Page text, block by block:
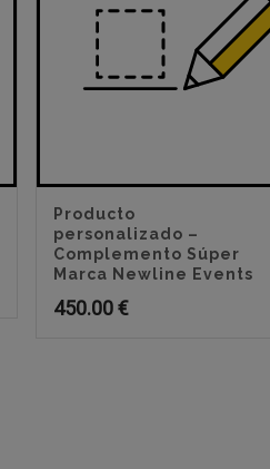
Producto
personalizado –
Complemento Súper
Marca Newline Events
450.00€